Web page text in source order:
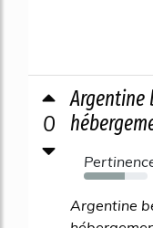
0
Argentine
64%
Argentine